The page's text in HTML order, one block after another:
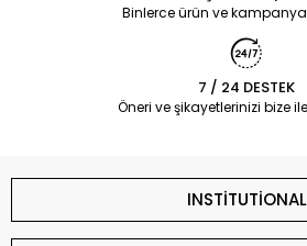
Binlerce ürün ve
7 / 24 DESTEK
Öneri ve şikayetlerinizi bize
INSTİTUTİONAL